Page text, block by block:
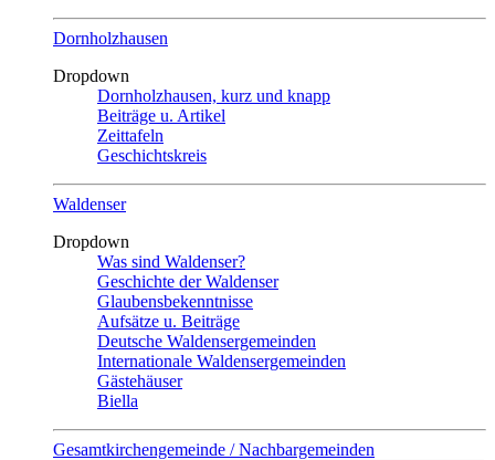
Dornholzhausen
Dropdown
Dornholzhausen, kurz und knapp
Beiträge u. Artikel
Zeittafeln
Geschichtskreis
Waldenser
Dropdown
Was sind Waldenser?
Geschichte der Waldenser
Glaubensbekenntnisse
Aufsätze u. Beiträge
Deutsche Waldensergemeinden
Internationale Waldensergemeinden
Gästehäuser
Biella
Gesamtkirchengemeinde / Nachbargemeinden